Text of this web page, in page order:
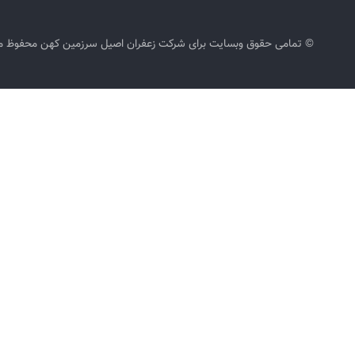
© تمامی حقوق وبسایت برای شرکت زعفران اصیل سرزمین کهن محفوظ می